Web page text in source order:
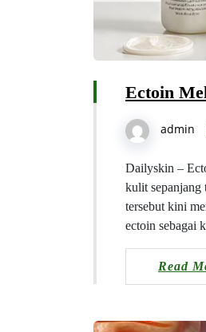
Ectoin
admin
Dailyskin –
kulit sepanjang
tersebut kini
ectoin sebagai
Read